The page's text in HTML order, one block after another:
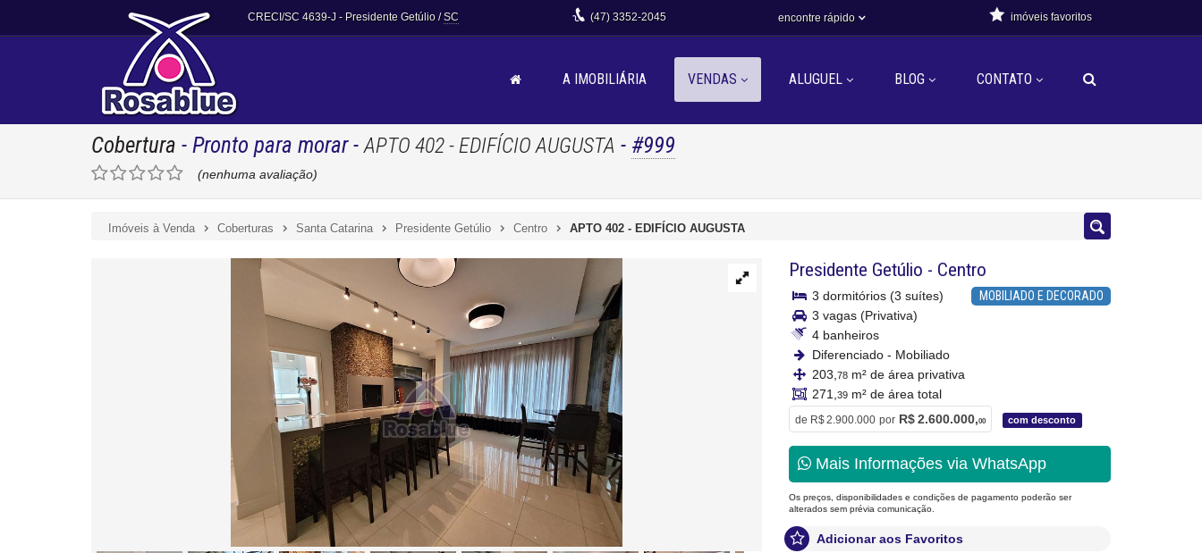
CRECI/SC 4639-J - Presidente Getúlio /SC (47) 3352-2045 encontre rápido imóveis favoritos
A IMOBILIÁRIA VENDAS ALUGUEL BLOG CONTATO
Cobertura - Pronto para morar-APTO 402 - EDIFÍCIO AUGUSTA - #999
(nenhuma avaliação)
Imóveis à Venda Coberturas Santa Catarina Presidente Getúlio Centro APTO 402 - EDIFÍCIO AUGUSTA
Presidente Getúlio - Centro
MOBILIADO E DECORADO
3 dormitórios (3 suítes)
3 vagas (Privativa)
4 banheiros
Diferenciado - Mobiliado
203, 78 m² de área privativa
271, 39 m² de área total
de R$ 2.900.000 por R$ 2.600.000,00 com desconto
Mais Informações via WhatsApp
Os preços, disponibilidades e condições de pagamento poderão ser
alterados sem prévia comunicação.
Adicionar aos Favoritos